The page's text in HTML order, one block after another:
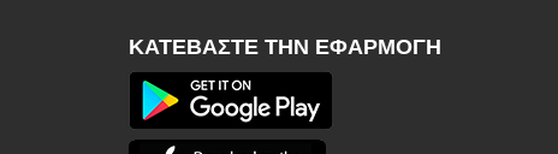
ΚΑΤΕΒΆΣΤΕ ΤΗΝ ΕΦΑΡΜΟΓΉ